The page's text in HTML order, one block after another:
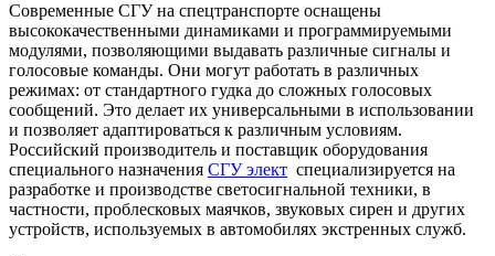
Современные СГУ на спецтранспорте оснащены
высококачественными динамиками и программируемыми
модулями, позволяющими выдавать различные сигналы и
голосовые команды. Они могут работать в различных
режимах: от стандартного гудка до сложных голосовых
сообщений. Это делает их универсальными в использовании
и позволяет адаптироваться к различным условиям.
Российский производитель и поставщик оборудования
специального назначения СГУ элект специализируется на
разработке и производстве светосигнальной техники, в
частности, проблесковых маячков, звуковых сирен и других
устройств, используемых в автомобилях экстренных служб.